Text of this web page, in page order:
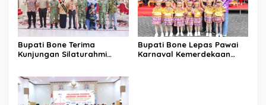
Bupati Bone Terima
Kunjungan Silaturahmi
Bupati Bone Lepas Pawai
Karnaval Kemerdekaan